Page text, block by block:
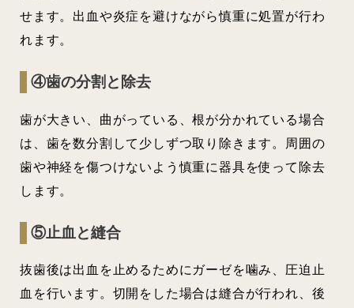
せます。出血や炎症を避けながら慎重に処置が行わ
れます。
④歯の分割と除去
歯が大きい、曲がっている、根が分かれている場合
は、歯を数分割して少しずつ取り除きます。周囲の
歯や神経を傷つけないよう慎重に器具を使って除去
します。
⑤止血と縫合
抜歯後は出血を止めるためにガーゼを噛み、圧迫止
血を行います。切開をした場合は縫合が行われ、後